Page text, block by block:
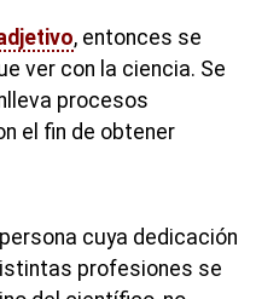
, entonces se
ver con la ciencia. Se
procesos
el fin de obtener
cuya dedicación
profesiones se